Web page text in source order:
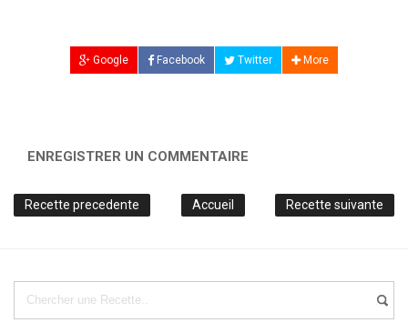
Google Facebook Twitter More
ENREGISTRER UN COMMENTAIRE
Recette precedente Recette suivante
Accueil